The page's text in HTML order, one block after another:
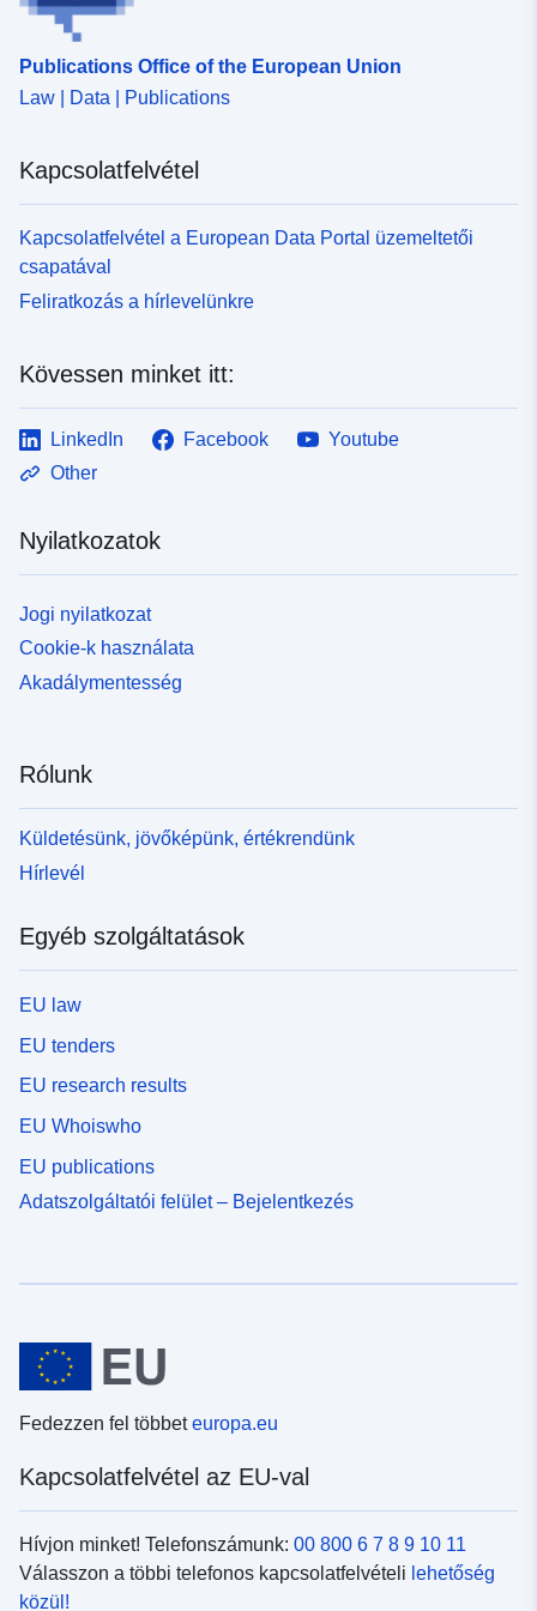
Publications Office of the European Union
Law | Data | Publications
Kapcsolatfelvétel
Kapcsolatfelvétel a European Data Portal üzemeltetői
csapatával
Feliratkozás a hírlevelünkre
Kövessen minket itt:
LinkedIn Facebook
Youtube
Other
Nyilatkozatok
Jogi nyilatkozat
Cookie-k használata
Akadálymentesség
Rólunk
Küldetésünk, jövőképünk, értékrendünk
Hírlevél
Egyéb szolgáltatások
EU law
EU tenders
EU research results
EU Whoiswho
EU publications
Adatszolgáltatói felület – Bejelentkezés
Fedezzen fel többeteuropa.eu
Kapcsolatfelvétel az EU-val
Hívjon minket! Telefonszámunk: 00 800 6 7 8 9 10 11
Válasszon a többi telefonos kapcsolatfelvételi lehetőség
közül!